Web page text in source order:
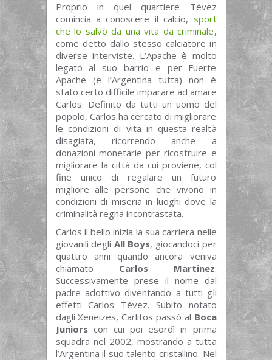
Proprio in quel quartiere Tévez
comincia a conoscere il calcio, sport
che lo salvò da una vita da criminale,
come detto dallo stesso calciatore in
diverse interviste. L’Apache è molto
legato al suo barrio e per Fuerte
Apache (e l’Argentina tutta) non è
stato certo difficile imparare ad amare
Carlos. Definito da tutti un uomo del
popolo, Carlos ha cercato di migliorare
le condizioni di vita in questa realtà
disagiata, ricorrendo anche a
donazioni monetarie per ricostruire e
migliorare la città da cui proviene, col
fine unico di regalare un futuro
migliore alle persone che vivono in
condizioni di miseria in luoghi dove la
criminalità regna incontrastata.
Carlos il bello inizia la sua carriera nelle
giovanili degli All Boys, giocandoci per
quattro anni quando ancora veniva
chiamato Carlos Martinez.
Successivamente prese il nome dal
padre adottivo diventando a tutti gli
effetti Carlos Tévez. Subito notato
dagli Xeneizes, Carlitos passò al Boca
Juniors con cui poi esordì in prima
squadra nel 2002, mostrando a tutta
l’Argentina il suo talento cristallino. Nel